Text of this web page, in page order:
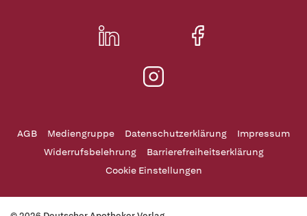
AGB Mediengruppe Datenschutzerklärung
Impressum
Widerrufsbelehrung
Barrierefreiheitserklärung
Cookie Einstellungen